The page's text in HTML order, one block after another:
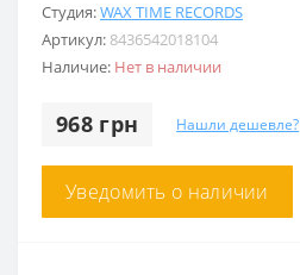
Студия:WAX TIME RECORDS
Артикул: 8436542018104
Наличие: Нет в наличии
968 грн Нашли дешевле?
Уведомить о наличии